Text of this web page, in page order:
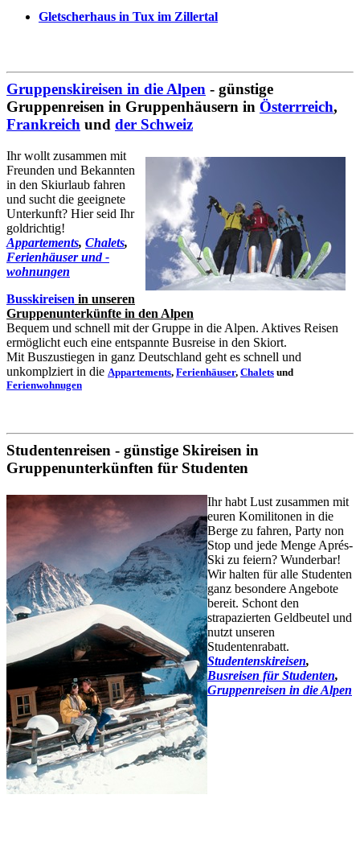
Gletscherhaus in Tux im Zillertal
Gruppenskireisen in die Alpen - günstige
Gruppenreisen in Gruppenhäusern in Österrreich,
Frankreich und der Schweiz
Ihr wollt zusammen mit
Freunden und Bekannten
in den Skiurlaub fahren
und sucht die geeignete
Unterkunft? Hier seid Ihr
goldrichtig!
Appartements, Chalets,
Ferienhäuser und -
wohnungen
Busskireisen in unseren
Gruppenunterkünfte in den Alpen
Bequem und schnell mit der Gruppe in die Alpen. Aktives Reisen
ermöglicht euch eine entspannte Busreise in den Skiort.
Mit Buszustiegen in ganz Deutschland geht es schnell und
unkomplziert in die Appartements, Ferienhäuser, Chalets und
Ferienwohnugen
Studentenreisen - günstige Skireisen in
Gruppenunterkünften für Studenten
Ihr habt Lust zusammen mit
euren Komilitonen in die
Berge zu fahren, Party non
Stop und jede Menge Aprés-
Ski zu feiern? Wunderbar!
Wir halten für alle Studenten
ganz besondere Angebote
bereit. Schont den
strapazierten Geldbeutel und
nutzt unseren
Studentenrabatt.
Studentenskireisen,
Busreisen für Studenten,
Gruppenreisen in die Alpen